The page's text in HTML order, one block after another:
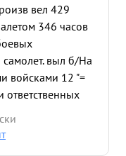
вел 429
346 часов
выл б/На
войсками 12 "=
На эвакуацию
работа тов.